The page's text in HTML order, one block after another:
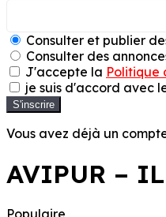
Consulter et publier
Consulter des
J'accepte la Politique
je suis d'accord avec
S'inscrire
Vous avez déjà un
AVIPUR –